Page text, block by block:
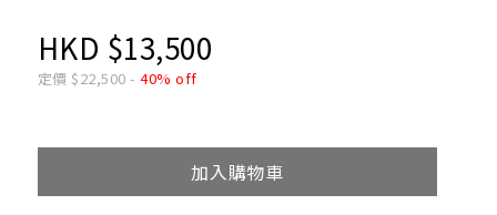
HKD $13,500
定價 $22,500 -40% off
加入購物車